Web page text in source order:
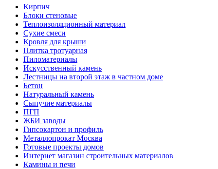
Кирпич
Блоки стеновые
Теплоизоляционный материал
Сухие смеси
Кровля для крыши
Плитка тротуарная
Пиломатериалы
Искусственный камень
Лестницы на второй этаж в частном доме
Бетон
Натуральный камень
Сыпучие материалы
ПГП
ЖБИ заводы
Гипсокартон и профиль
Металлопрокат Москва
Готовые проекты домов
Интернет магазин строительных материалов
Камины и печи